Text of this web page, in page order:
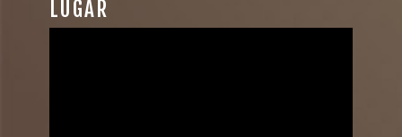
LUGAR